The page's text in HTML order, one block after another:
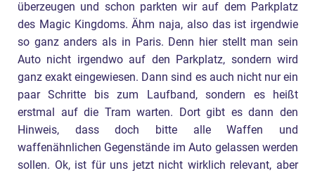
überzeugen und schon parkten wir auf dem Parkplatz
des Magic Kingdoms. Ähm naja, also das ist irgendwie
so ganz anders als in Paris. Denn hier stellt man sein
Auto nicht irgendwo auf den Parkplatz, sondern wird
ganz exakt eingewiesen. Dann sind es auch nicht nur ein
paar Schritte bis zum Laufband, sondern es heißt
erstmal auf die Tram warten. Dort gibt es dann den
Hinweis, dass doch bitte alle Waffen und
waffenähnlichen Gegenstände im Auto gelassen werden
sollen. Ok, ist für uns jetzt nicht wirklich relevant, aber